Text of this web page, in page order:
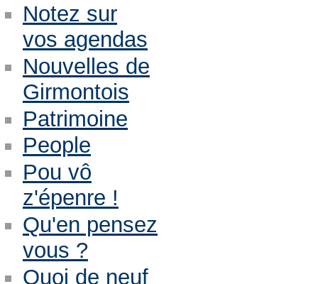
Notez sur
vos agendas
Nouvelles de
Girmontois
Patrimoine
People
Pou vô
z'épenre !
Qu'en pensez
vous ?
Quoi de neuf